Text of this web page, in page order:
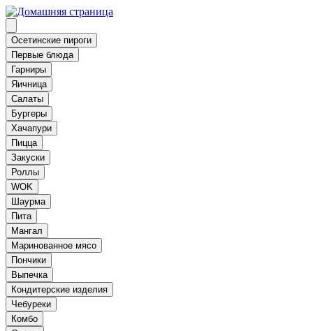
Осетинские пироги
Первые блюда
Гарниры
Яичница
Салаты
Бургеры
Хачапури
Пицца
Закуски
Роллы
WOK
Шаурма
Пита
Мангал
Маринованное мясо
Пончики
Выпечка
Кондитерские изделия
Чебуреки
Комбо